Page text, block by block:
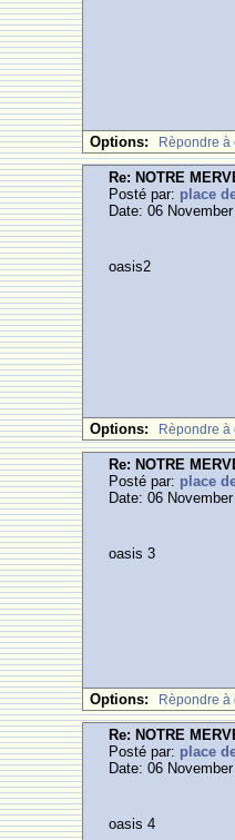
Options: Rèpondre à
Re: NOTRE
Posté par: place
Date: 06
oasis2
Options: Rèpondre à
Re: NOTRE
Posté par: place
Date: 06
oasis 3
Options: Rèpondre à
Re: NOTRE
Posté par: place
Date: 06
oasis 4